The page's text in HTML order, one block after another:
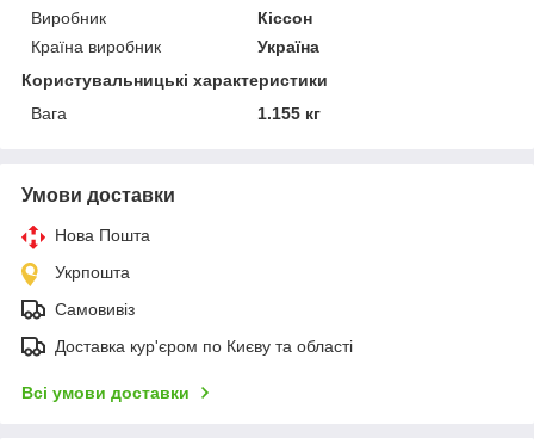
Виробник
Кіссон
Країна виробник
Україна
Користувальницькі характеристики
Вага
1.155 кг
Умови доставки
Нова Пошта
Укрпошта
Самовивіз
Доставка кур'єром по Києву та області
Всі умови доставки